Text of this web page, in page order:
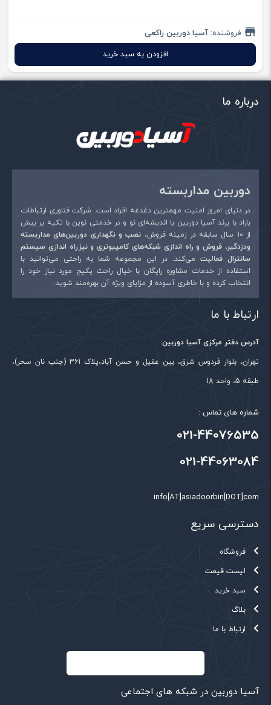
فروشنده: آسیا دوربین راکعی
افزودن به سبد خرید
درباره ما
دوربین مداربسته
در دنیای امروز امنیت مهمترین دغدغه افراد است. شرکت فناوری ارتباطات
باراد با برند آسیا دوربین با اندیشه‌ای نو و در خدمتی نوین با تکیه بر بیش
از 10 سال سابقه در زمینه فروش،
نصب و نگهداری دوربین‌های مداربسته
ودزدگیر، فروش و راه اندازی شبکه‌های کامپیوتری و نیزراه اندازی سیستم
سانترال فعالیت می‌کند. در این مجموعه شما به راحتی می‌توانید با
استفاده از خدمات مشاوره رایگان با خیال راحت پکیج مورد نیاز خود را
انتخاب کرده و با خاطری آسوده از مزایای ویژه آن بهره‌مند شوید.
ارتباط با ما
آدرس دفتر مرکزی آسیا دوربین:
تهران، بلوار فردوس شرق، بین عقیل و حسن آباد،پلاک 361 (جنب نان سحر)،
طبقه 5، واحد 18
شماره های تماس :
021-44076535
021-44063084
info[AT]asiadoorbin[DOT]com
دسترسی سریع
فروشگاه
لیست قیمت
سبد خرید
بلاگ
ارتباط با ما
آسیا دوربین در شبکه های اجتماعی